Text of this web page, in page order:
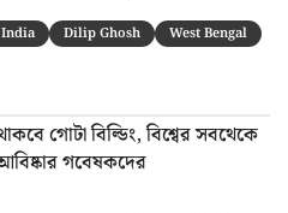
Dilip Ghosh West Bengal
গোটা বিল্ডিং, বিশ্বের সবথেকে
গবেষকদের